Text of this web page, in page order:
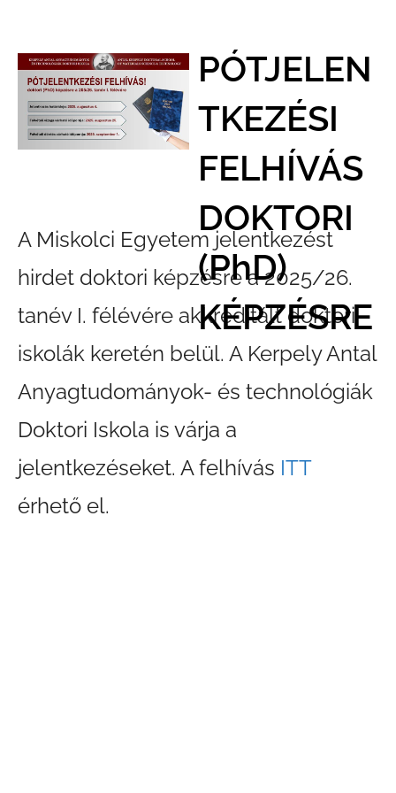
PÓTJELEN
TKEZÉSI
FELHÍVÁS
DOKTORI
(PhD)
KÉPZÉSRE
A Miskolci Egyetem jelentkezést
hirdet doktori képzésre a 2025/26.
tanév I. félévére akkreditált doktori
iskolák keretén belül. A Kerpely Antal
Anyagtudományok- és technológiák
Doktori Iskola is várja a
jelentkezéseket. A felhívás ITT
érhető el.